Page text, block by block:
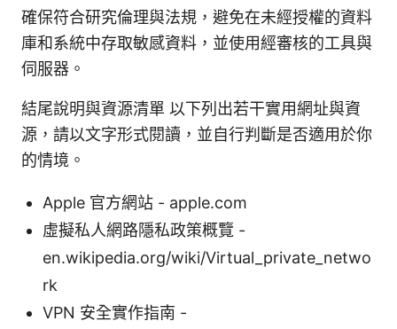
確保符合研究倫理與法規，避免在未經授權的資料
庫和系統中存取敏感資料，並使用經審核的工具與
伺服器。
結尾說明與資源清單 以下列出若干實用網址與資
源，請以文字形式閱讀，並自行判斷是否適用於你
的情境。
Apple 官方網站 - apple.com
虛擬私人網路隱私政策概覽 -
en.wikipedia.org/wiki/Virtual_private_netwo
rk
VPN 安全實作指南 -